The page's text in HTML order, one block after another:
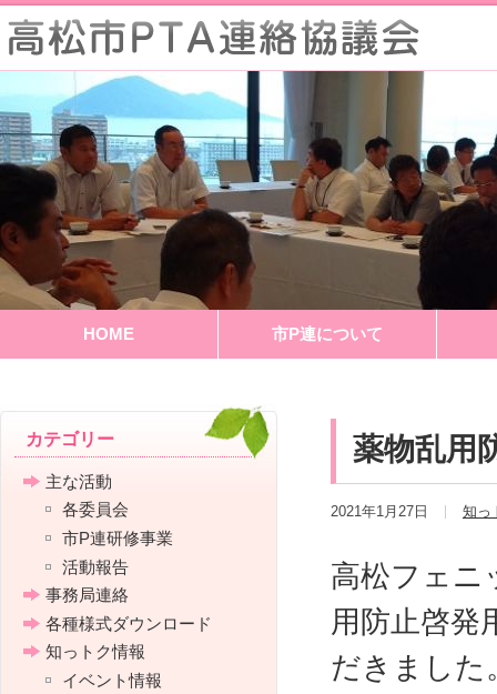
HOME 市P連について
薬物乱用
2021年1月27日 知っ
高松フェニ
用防止啓発
だきました
カテゴリー
主な活動
各委員会
市P連研修事業
活動報告
事務局連絡
各種様式ダウンロード
知っトク情報
イベント情報